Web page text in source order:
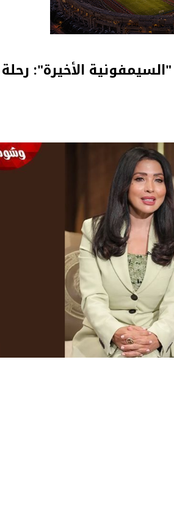
الأخيرة": رحلة